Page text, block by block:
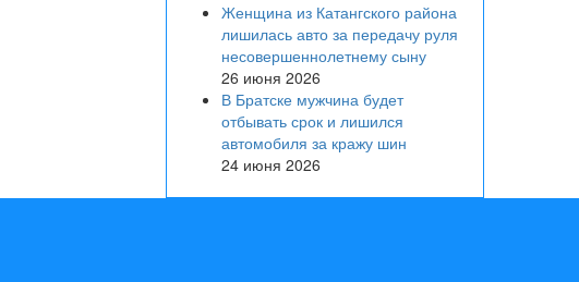
Женщина из Катангского района
лишилась авто за передачу руля
несовершеннолетнему сыну
26 июня 2026
В Братске мужчина будет
отбывать срок и лишился
автомобиля за кражу шин
24 июня 2026